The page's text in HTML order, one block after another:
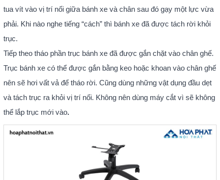
tua vít vào vị trí nối giữa bánh xe và chân sau đó gạy một lực vừa
phải. Khi nào nghe tiếng “cách” thì bánh xe đã được tách rời khỏi
trục.
Tiếp theo tháo phần trục bánh xe đã được gắn chặt vào chân ghế.
Trục bánh xe có thể được gắn bằng keo hoặc khoan vào chân ghế
nên sẽ hơi vất vả để tháo rời. Cũng dùng những vật dụng đầu dẹt
và tách trục ra khỏi vị trí nối. Không nên dùng máy cắt vì sẽ không
thể lắp trục mới vào.